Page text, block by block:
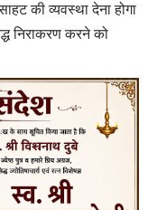
की व्यवस्था देना होगा
निराकरण करने को